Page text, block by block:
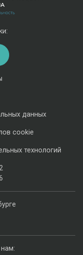
данных
cookie
технологий